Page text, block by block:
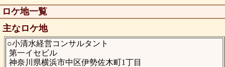
ロケ地一覧
主なロケ地
○小清水経営コンサルタント
第一イセビル
神奈川県横浜市中区伊勢佐木町1丁目